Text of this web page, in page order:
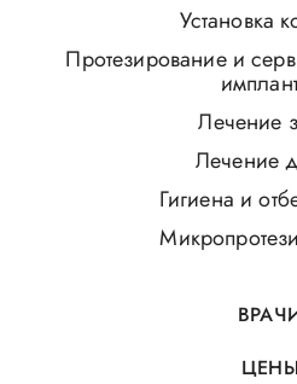
Установка
Протезирование и
Лечение
Лечение
Гигиена и
ЦЕНЫ